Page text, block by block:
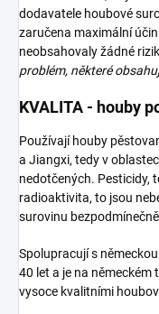
dodavatele houbové
zaručena maximální
neobsahovaly žádné
problém, některé
KVALITA - houby
Používají houby
a Jiangxi, tedy v
nedotčených. Pesticidy,
radioaktivita, to jsou
surovinu
Spolupracují s
40 let a je na
vysoce kvalitními